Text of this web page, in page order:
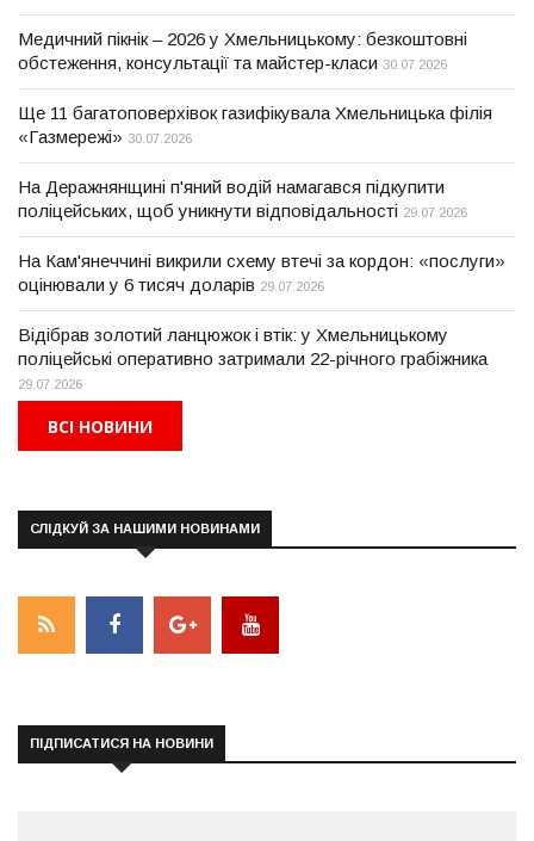
Медичний пікнік – 2026 у Хмельницькому: безкоштовні
обстеження, консультації та майстер-класи 30.07.2026
Ще 11 багатоповерхівок газифікувала Хмельницька філія
«Газмережі» 30.07.2026
На Деражнянщині п'яний водій намагався підкупити
поліцейських, щоб уникнути відповідальності 29.07.2026
На Кам'янеччині викрили схему втечі за кордон: «послуги»
оцінювали у 6 тисяч доларів 29.07.2026
Відібрав золотий ланцюжок і втік: у Хмельницькому
поліцейські оперативно затримали 22-річного грабіжника
29.07.2026
ВСІ НОВИНИ
СЛІДКУЙ ЗА НАШИМИ НОВИНАМИ
ПІДПИСАТИСЯ НА НОВИНИ